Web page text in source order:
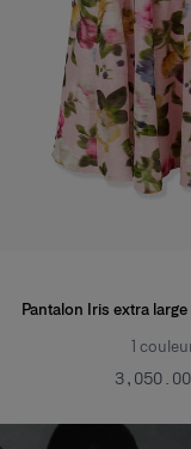
Pantalon Iris extra
1